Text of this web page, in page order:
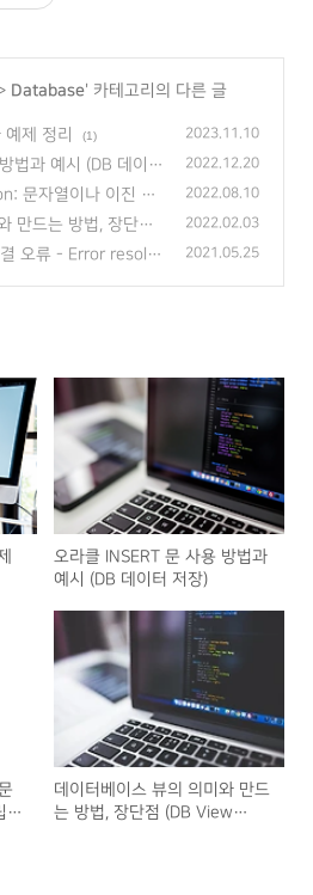
Database' 카테고리의 다른 글
제 정리 (1) 2023.11.10
법과 예시 (DB 데이터
2022.12.20
문자열이나 이진 데
법
(0)
2022.08.10
만드는 방법, 장단점
2022.02.03
오류 - Error resolvi
2021.05.25
오라클 INSERT 문 사용 방법과
예시 (DB 데이터 저장)
니
데이터베이스 뷰의 의미와 만드
는 방법, 장단점 (DB View